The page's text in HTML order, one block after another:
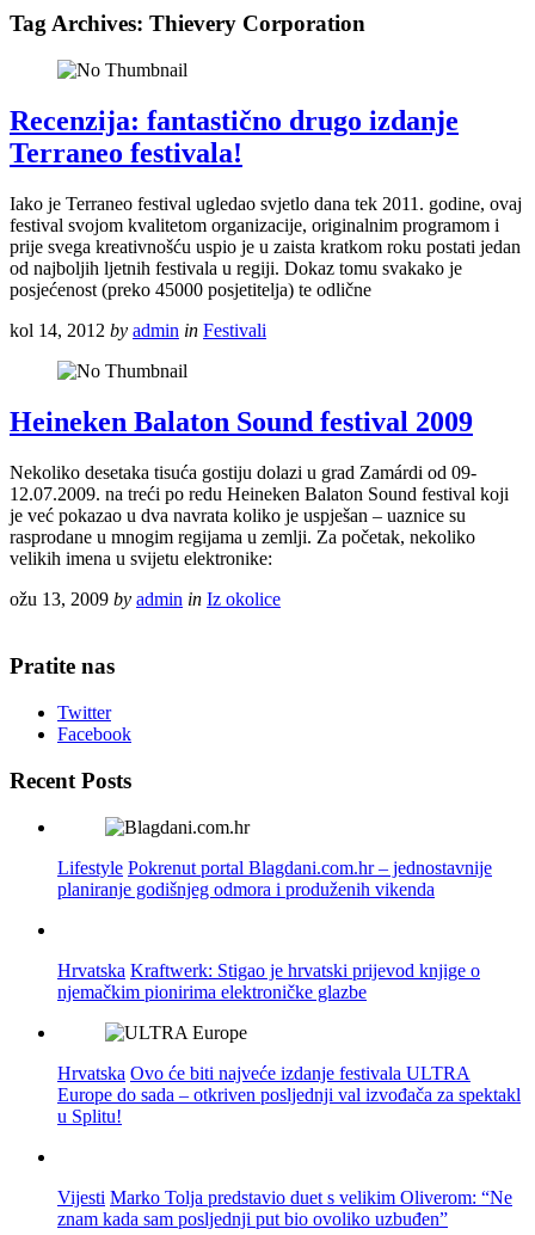
Tag Archives: Thievery Corporation
Recenzija: fantastično drugo izdanje
Terraneo festivala!
Iako je Terraneo festival ugledao svjetlo dana tek 2011. godine, ovaj
festival svojom kvalitetom organizacije, originalnim programom i
prije svega kreativnošću uspio je u zaista kratkom roku postati jedan
od najboljih ljetnih festivala u regiji. Dokaz tomu svakako je
posjećenost (preko 45000 posjetitelja) te odlične
kol 14, 2012 by admin in Festivali
Heineken Balaton Sound festival 2009
Nekoliko desetaka tisuća gostiju dolazi u grad Zamárdi od 09-
12.07.2009. na treći po redu Heineken Balaton Sound festival koji
je već pokazao u dva navrata koliko je uspješan – uaznice su
rasprodane u mnogim regijama u zemlji. Za početak, nekoliko
velikih imena u svijetu elektronike:
ožu 13, 2009 by admin in Iz okolice
Pratite nas
Twitter
Facebook
Recent Posts
Lifestyle Pokrenut portal Blagdani.com.hr – jednostavnije
planiranje godišnjeg odmora i produženih vikenda
Hrvatska Kraftwerk: Stigao je hrvatski prijevod knjige o
njemačkim pionirima elektroničke glazbe
Hrvatska Ovo će biti najveće izdanje festivala ULTRA
Europe do sada – otkriven posljednji val izvođača za spektakl
u Splitu!
Vijesti Marko Tolja predstavio duet s velikim Oliverom: “Ne
znam kada sam posljednji put bio ovoliko uzbuđen”